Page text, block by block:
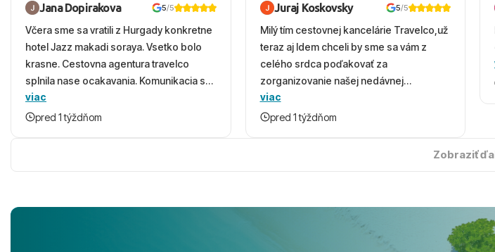
Jana Dopirakova 5/5
Včera sme sa vratili z Hurgady konkretne
hotel Jazz makadi soraya. Vsetko bolo
krasne. Cestovna agentura travelco
splnila nase ocakavania. Komunikacia s
panom Michalinom uzasna a napomocna.
Vsetko vysvetlil aj vo vecernych hodinach
viac
pred 1 týždňom
Juraj Koskovsky 5/5
Milý tím cestovnej kancelárie Travelco,už
teraz aj Idem chceli by sme sa vám z
celého srdca poďakovať za
zorganizovanie našej nedávnej
dovolenky v Turecku. Vďaka vám sme
prežili nádherný čas, na ktorý budeme
čierneho! ​Čo nás dostalo najviac: ​Skvelé
viac
pred 1 týždňom
Zobraziť